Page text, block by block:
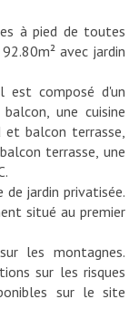
à pied de toutes
avec jardin
est composé d'un
une cuisine
et balcon terrasse,
terrasse, une
de jardin privatisée.
situé au premier
les montagnes.
sur les risques
sur le site